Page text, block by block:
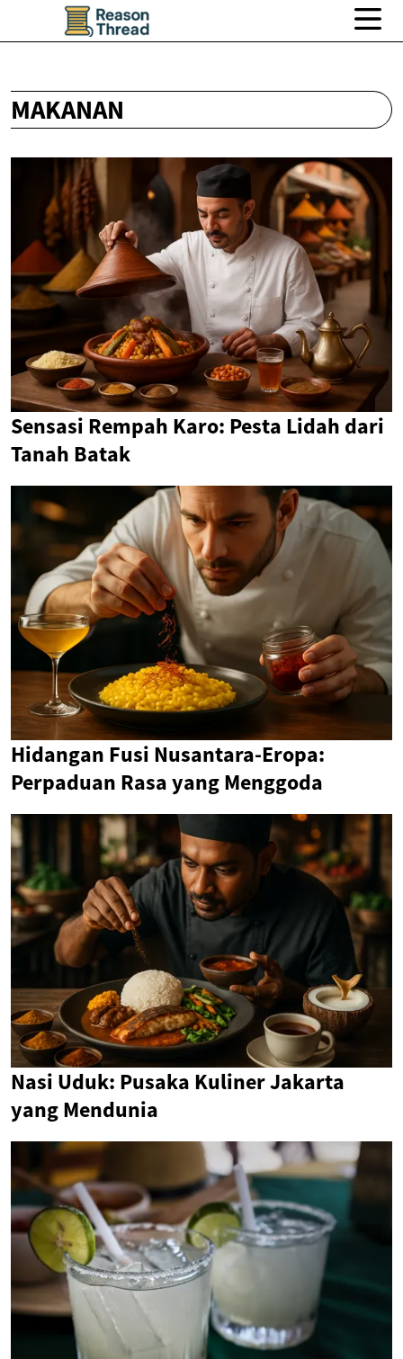
MAKANAN
Sensasi Rempah Karo: Pesta Lidah dari
Tanah Batak
Hidangan Fusi Nusantara-Eropa:
Perpaduan Rasa yang Menggoda
Nasi Uduk: Pusaka Kuliner Jakarta
yang Mendunia